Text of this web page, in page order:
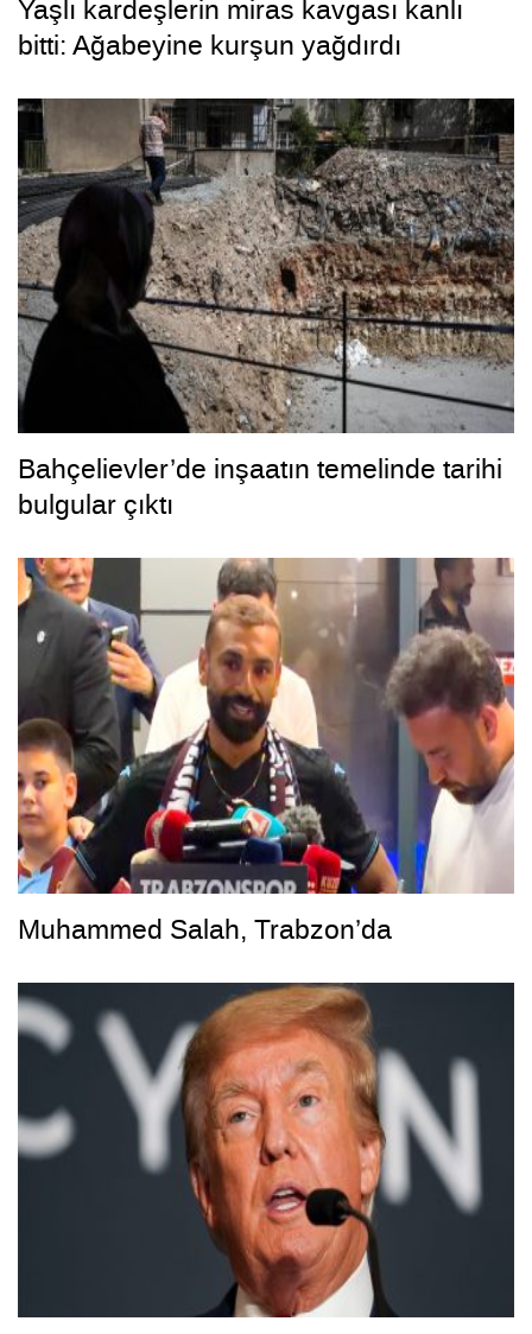
Yaşlı kardeşlerin miras kavgası kanlı
bitti: Ağabeyine kurşun yağdırdı
Bahçelievler’de inşaatın temelinde tarihi
bulgular çıktı
Muhammed Salah, Trabzon’da